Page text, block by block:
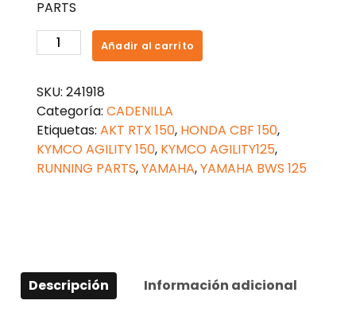
PARTS
CADENILLA
YAMAHA
125
2X3
94L
cantidad
Añadir al carrito
SKU: 241918
Categoría: CADENILLA
Etiquetas: AKT RTX 150, HONDA CBF 150,
KYMCO AGILITY 150, KYMCO AGILITY125,
RUNNING PARTS,YAMAHA,YAMAHA BWS 125
Descripción Información adicional